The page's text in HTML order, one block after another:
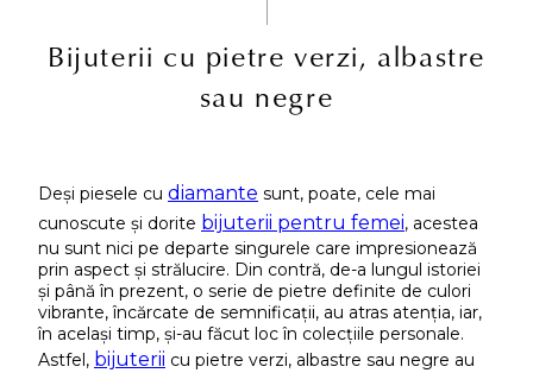
Bijuterii cu pietre verzi, albastre
sau negre
Deși piesele cu diamante sunt, poate, cele mai
cunoscute și dorite bijuterii pentru femei, acestea
nu sunt nici pe departe singurele care impresionează
prin aspect și strălucire. Din contră, de-a lungul istoriei
și până în prezent, o serie de pietre definite de culori
vibrante, încărcate de semnificații, au atras atenția, iar,
în același timp, și-au făcut loc în colecțiile personale.
Astfel, bijuterii cu pietre verzi, albastre sau negre au